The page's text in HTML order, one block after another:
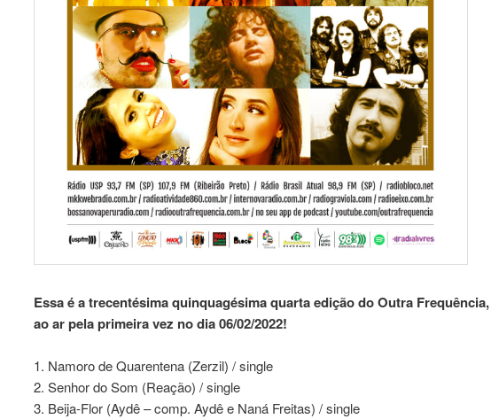
Essa é a trecentésima quinquagésima quarta edição do Outra
ao ar pela primeira vez no dia 06/02/2022!
1. Namoro de Quarentena (Zerzil) / single
2. Senhor do Som (Reação) / single
3. Beija-Flor (Aydê – comp. Aydê e Naná Freitas) / single